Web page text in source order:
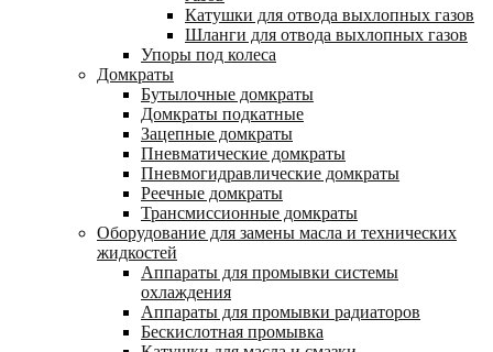
Катушки для отвода выхлопных газов
Шланги для отвода выхлопных газов
Упоры под колеса
Домкраты
Бутылочные домкраты
Домкраты подкатные
Зацепные домкраты
Пневматические домкраты
Пневмогидравлические домкраты
Реечные домкраты
Трансмиссионные домкраты
Оборудование для замены масла и технических
жидкостей
Аппараты для промывки системы
охлаждения
Аппараты для промывки радиаторов
Бескислотная промывка